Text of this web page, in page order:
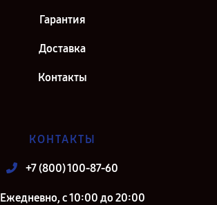
Гарантия
Доставка
Контакты
КОНТАКТЫ
+7 (800) 100-87-60
Ежедневно, с 10:00 до 20:00